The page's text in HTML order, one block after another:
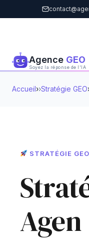
Agence GEO
Soyez la réponse de l'IA
Accueil› Stratégie GEO
STRATÉGIE GEO
Agen